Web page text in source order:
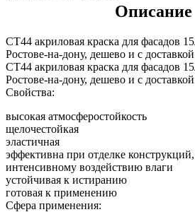
Описание
СТ44 акриловая краска для фасадов
Ростове-на-дону, дешево и с
СТ44 акриловая краска для фасадов
Ростове-на-дону, дешево и с
Свойства:
высокая атмосферостойкость
щелочестойкая
эластичная
эффективна при отделке
интенсивному воздействию влаги
устойчивая к истиранию
готовая к применению
Сфера применения: